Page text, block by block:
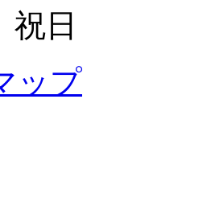
祝日
ップ